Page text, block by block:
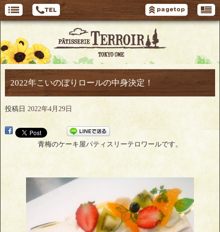
2022年こいのぼりロールの中身決定！
投稿日 2022年4月29日
青梅のケーキ屋パティスリーテロワールです。